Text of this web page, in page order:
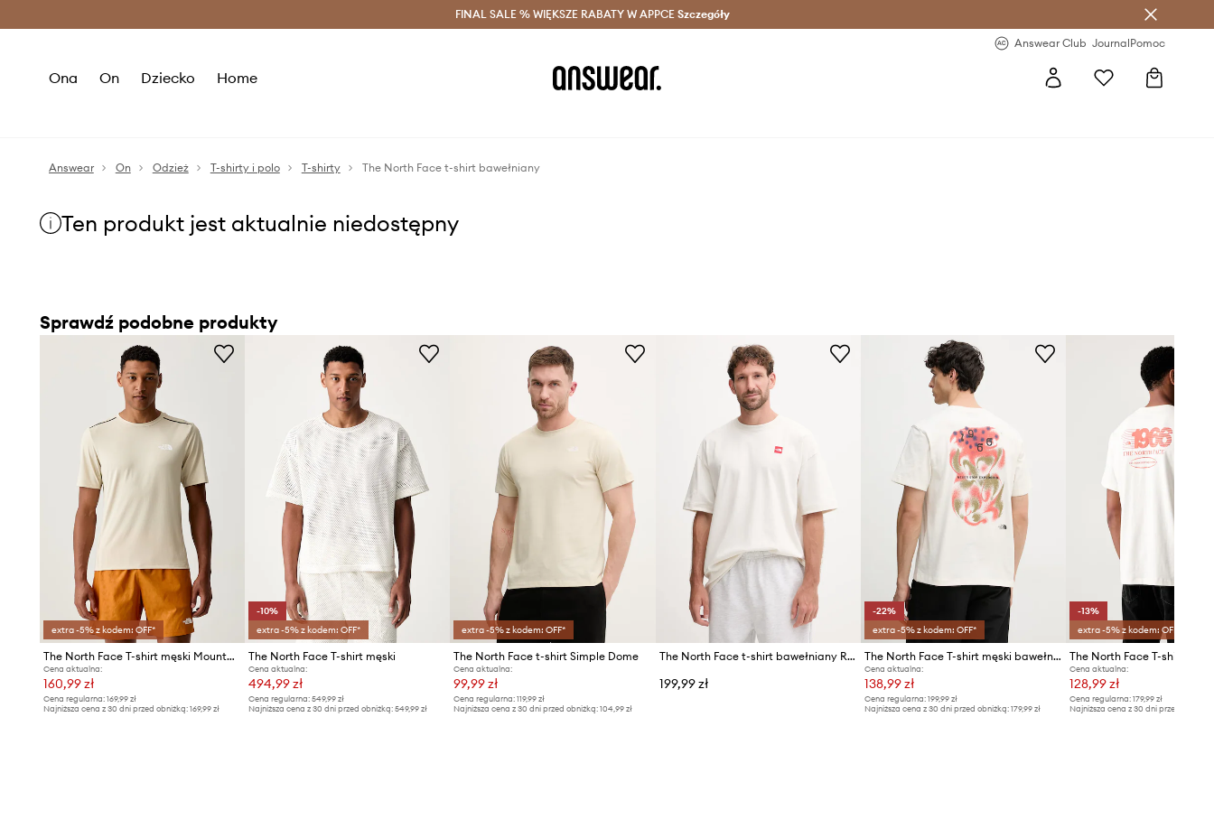
Oszczędzaj z Answear Club > Dostawa nawet w 24h >
FINAL SALE % WIĘKSZE RABATY W APPCE Szczegóły
Answear Club JournalPomoc
Ona On Dziecko Home
Answear On Odzież T-shirty i polo T-shirty The North Face t-shirt bawełniany
Ten produkt jest aktualnie niedostępny
Sprawdź podobne produkty
extra -5% z kodem: OFF*
The North Face T-shirt męski Mountain Athletics Tape
Cena aktualna:
160,99 zł
Cena regularna: 169,99 zł
Najniższa cena z 30 dni przed obniżką: 169,99 zł
-10%
extra -5% z kodem: OFF*
The North Face T-shirt męski
Cena aktualna:
494,99 zł
Cena regularna:549,99 zł
Najniższa cena z 30 dni przed obniżką:549,99 zł
extra -5% z kodem: OFF*
The North Face t-shirt Simple Dome
Cena aktualna:
99,99 zł
Cena regularna: 119,99 zł
Najniższa cena z 30 dni przed obniżką: 104,99 zł
The North Face t-shirt bawełniany Redbox
199,99 zł
-22%
extra -5% z kodem: OFF*
The North Face T-shirt męski bawełniany 1966 MOTION
Cena aktualna:
138,99 zł
Cena regularna:199,99 zł
Najniższa cena z 30 dni przed obniżką:179,99 zł
-13%
extra -5% z kodem: OFF*
Cena aktualna:
128,99 zł
Cena regularna: 179,99 zł
Najniższa cena z 30 dni przed obniżką: